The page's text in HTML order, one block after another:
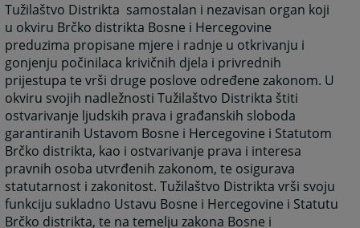
Tužilaštvo Distrikta samostalan i nezavisan organ koji
u okviru Brčko distrikta Bosne i Hercegovine
preduzima propisane mjere i radnje u otkrivanju i
gonjenju počinilaca krivičnih djela i privrednih
prijestupa te vrši druge poslove određene zakonom. U
okviru svojih nadležnosti Tužilaštvo Distrikta štiti
ostvarivanje ljudskih prava i građanskih sloboda
garantiranih Ustavom Bosne i Hercegovine i Statutom
Brčko distrikta, kao i ostvarivanje prava i interesa
pravnih osoba utvrđenih zakonom, te osigurava
statutarnost i zakonitost. Tužilaštvo Distrikta vrši svoju
funkciju sukladno Ustavu Bosne i Hercegovine i Statutu
Brčko distrikta, te na temelju zakona Bosne i